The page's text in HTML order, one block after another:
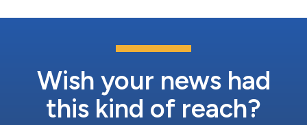
Wish your news had
this kind of reach?